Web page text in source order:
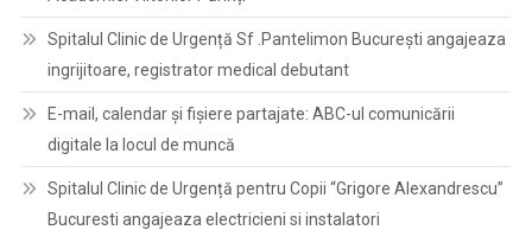
Spitalul Clinic de Urgență Sf .Pantelimon București angajeaza
ingrijitoare, registrator medical debutant
E-mail, calendar şi fişiere partajate: ABC-ul comunicării
digitale la locul de muncă
Spitalul Clinic de Urgență pentru Copii “Grigore Alexandrescu”
Bucuresti angajeaza electricieni si instalatori